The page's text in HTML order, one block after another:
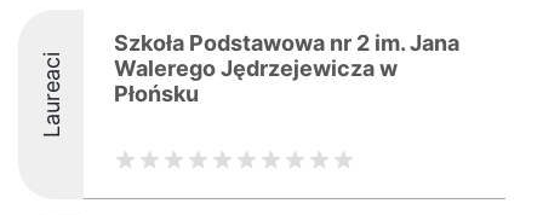
Laureaci
Szkoła Podstawowa nr 2 im. Jana
Walerego Jędrzejewicza w
Płońsku